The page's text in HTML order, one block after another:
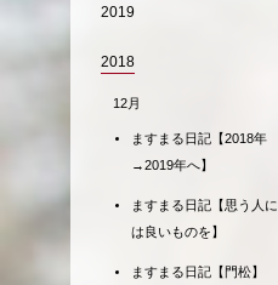
2019
2018
12月
ますまる日記【2018年
→2019年へ】
ますまる日記【思う人に
は良いものを】
ますまる日記【門松】